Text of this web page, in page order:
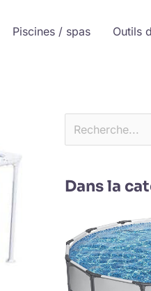
Piscines / spas
Outils
Dans la